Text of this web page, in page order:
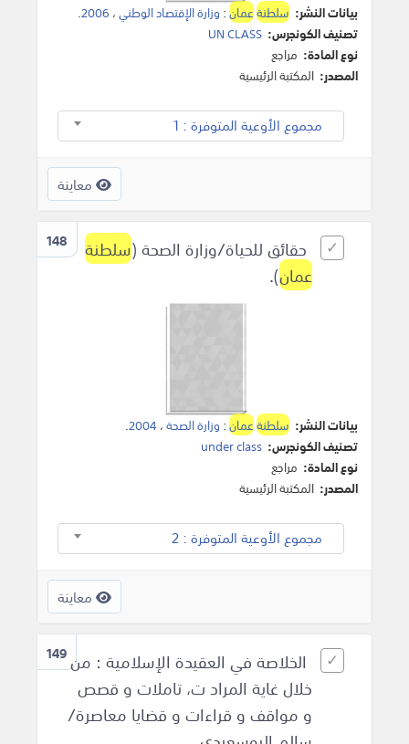
بيانات النشر: سلطنةعمان: وزارة الإقتصاد الوطني، 2006
.
تصنيف الكونجرس: UN CLASS
نوع المادة: مراجع
المصدر: المكتبة الرئيسية
مجموع الأوعية المتوفرة : 1
معاينة
148 حقائق للحياة/وزارة الصحة (سلطنة
عمان).
بيانات النشر: سلطنةعمان: وزارة الصحة، 2004
.
تصنيف الكونجرس: under class
نوع المادة: مراجع
المصدر: المكتبة الرئيسية
مجموع الأوعية المتوفرة : 2
معاينة
149الخلاصة في العقيدة الإسلامية : من
خلال غاية المراد ت، تاملات و قصص
و مواقف و قراءات و قضايا معاصرة/